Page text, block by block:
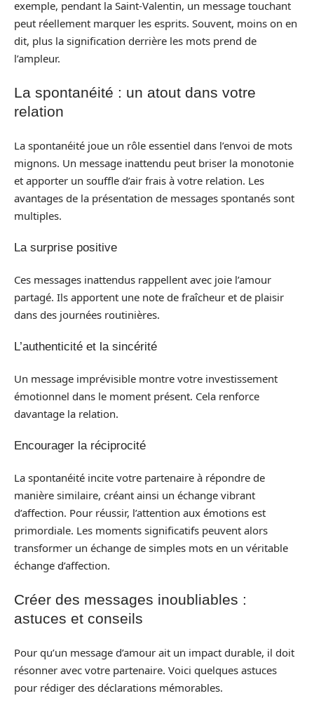
exemple, pendant la Saint-Valentin, un message touchant
peut réellement marquer les esprits. Souvent, moins on en
dit, plus la signification derrière les mots prend de
l’ampleur.
La spontanéité : un atout dans votre
relation
La spontanéité joue un rôle essentiel dans l’envoi de mots
mignons. Un message inattendu peut briser la monotonie
et apporter un souffle d’air frais à votre relation. Les
avantages de la présentation de messages spontanés sont
multiples.
La surprise positive
Ces messages inattendus rappellent avec joie l’amour
partagé. Ils apportent une note de fraîcheur et de plaisir
dans des journées routinières.
L’authenticité et la sincérité
Un message imprévisible montre votre investissement
émotionnel dans le moment présent. Cela renforce
davantage la relation.
Encourager la réciprocité
La spontanéité incite votre partenaire à répondre de
manière similaire, créant ainsi un échange vibrant
d’affection. Pour réussir, l’attention aux émotions est
primordiale. Les moments significatifs peuvent alors
transformer un échange de simples mots en un véritable
échange d’affection.
Créer des messages inoubliables :
astuces et conseils
Pour qu’un message d’amour ait un impact durable, il doit
résonner avec votre partenaire. Voici quelques astuces
pour rédiger des déclarations mémorables.